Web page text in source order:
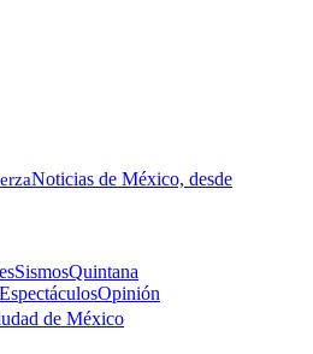
Noticias de México, desde
SismosQuintana
EspectáculosOpinión
de México